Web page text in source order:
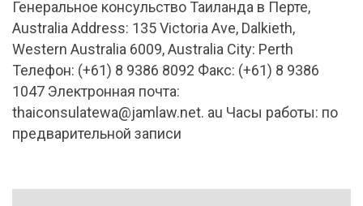
Генеральное консульство Таиланда в Перте,
Australia Address: 135 Victoria Ave, Dalkieth,
Western Australia 6009, Australia City: Perth
Телефон: (+61) 8 9386 8092 Факс: (+61) 8 9386
1047 Электронная почта:
thaiconsulatewa@jamlaw.net. au Часы работы: по
предварительной записи